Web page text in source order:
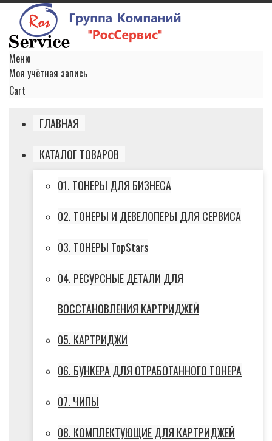
Меню
Моя учётная запись
Cart
ГЛАВНАЯ
КАТАЛОГ ТОВАРОВ
01. ТОНЕРЫ ДЛЯ БИЗНЕСА
02. ТОНЕРЫ И ДЕВЕЛОПЕРЫ ДЛЯ СЕРВИСА
03. ТОНЕРЫ TopStars
04. РЕСУРСНЫЕ ДЕТАЛИ ДЛЯ
ВОССТАНОВЛЕНИЯ КАРТРИДЖЕЙ
05. КАРТРИДЖИ
06. БУНКЕРА ДЛЯ ОТРАБОТАННОГО ТОНЕРА
07. ЧИПЫ
08. КОМПЛЕКТУЮЩИЕ ДЛЯ КАРТРИДЖЕЙ